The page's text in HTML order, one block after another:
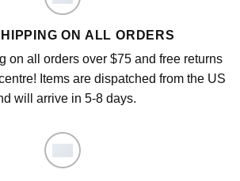
ON ALL ORDERS
on all orders over $75 and free returns
Items are dispatched from the US
will arrive in 5-8 days.